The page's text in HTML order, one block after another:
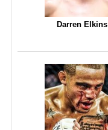
Darren Elkins